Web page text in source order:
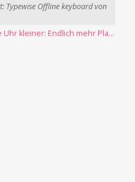
Typewise Offline keyboard von
→ iOS 27 macht die Uhr kleiner: Endlich mehr Platz fürs Hintergrundbild